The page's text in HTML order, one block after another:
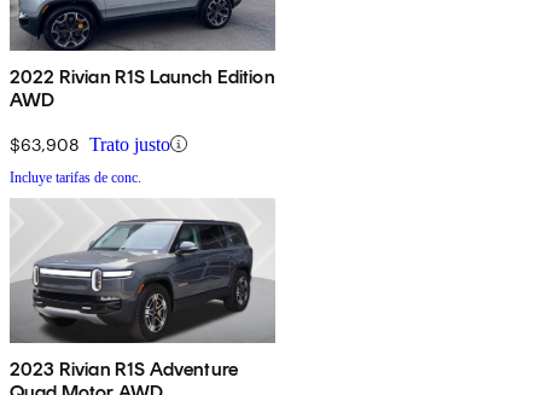
2022 Rivian R1S Launch Edition
AWD
$63,908 Trato justo
Incluye tarifas de conc.
2023 Rivian R1S Adventure